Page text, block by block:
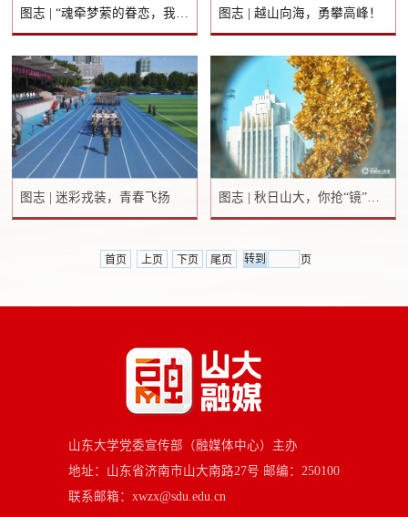
图志 | 越山向海，勇攀高峰！
图志 | 迷彩戎装，青春飞扬 图志 | 秋日山大，你抢“镜”了！
首页 上页 下页 尾页 页
山东大学党委宣传部（融媒体中心）主办
地址：山东省济南市山大南路27号 邮编：250100
联系邮箱：xwzx@sdu.edu.cn